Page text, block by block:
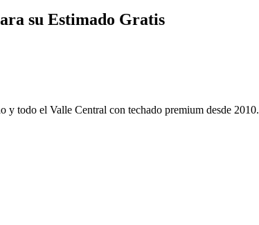
su Estimado Gratis
todo el Valle Central con techado premium desde 2010.